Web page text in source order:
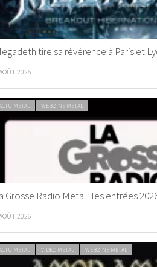
tire sa révérence à Paris et
2026
METAL WEBZINE METAL
Grosse Radio Metal : les entrées
2026
METAL VIDEO METAL WEBZINE METAL